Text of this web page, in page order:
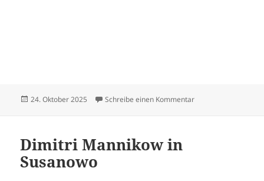
Veröffentlicht
24. Oktober 2025 Schreibe einen Kommentarzu Hildebrandt
Dimitri Mannikow in
Susanowo